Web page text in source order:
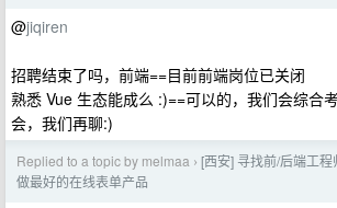
@jiqiren
招聘结束了吗，前端==目前前端岗位已关闭
熟悉 Vue 生态能成么 :)==可以的，我们会综合
会，我们再聊:)
Replied to a topic by melmaa › [西安] 寻找前/后端工程
做最好的在线表单产品